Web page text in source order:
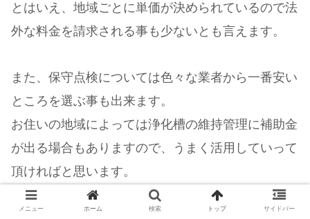
とはいえ、地域ごとに単価が決められているので法
外な料金を請求される事も少ないとも言えます。
また、保守点検については色々な業者から一番安い
ところを選ぶ事も出来ます。
お住いの地域によっては浄化槽の維持管理に補助金
が出る場合もありますので、うまく活用していって
頂ければと思います。
メニュー ホーム 検索 トップ サイドバー